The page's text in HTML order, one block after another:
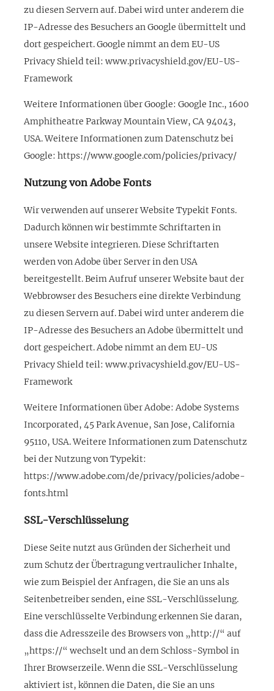
zu diesen Servern auf. Dabei wird unter anderem die
IP-Adresse des Besuchers an Google übermittelt und
dort gespeichert. Google nimmt an dem EU-US
Privacy Shield teil: www.privacyshield.gov/EU-US-
Framework
Weitere Informationen über Google: Google Inc., 1600
Amphitheatre Parkway Mountain View, CA 94043,
USA. Weitere Informationen zum Datenschutz bei
Google: https://www.google.com/policies/privacy/
Nutzung von Adobe Fonts
Wir verwenden auf unserer Website Typekit Fonts.
Dadurch können wir bestimmte Schriftarten in
unsere Website integrieren. Diese Schriftarten
werden von Adobe über Server in den USA
bereitgestellt. Beim Aufruf unserer Website baut der
Webbrowser des Besuchers eine direkte Verbindung
zu diesen Servern auf. Dabei wird unter anderem die
IP-Adresse des Besuchers an Adobe übermittelt und
dort gespeichert. Adobe nimmt an dem EU-US
Privacy Shield teil: www.privacyshield.gov/EU-US-
Framework
Weitere Informationen über Adobe: Adobe Systems
Incorporated, 45 Park Avenue, San Jose, California
95110, USA. Weitere Informationen zum Datenschutz
bei der Nutzung von Typekit:
https://www.adobe.com/de/privacy/policies/adobe-
fonts.html
SSL-Verschlüsselung
Diese Seite nutzt aus Gründen der Sicherheit und
zum Schutz der Übertragung vertraulicher Inhalte,
wie zum Beispiel der Anfragen, die Sie an uns als
Seitenbetreiber senden, eine SSL-Verschlüsselung.
Eine verschlüsselte Verbindung erkennen Sie daran,
dass die Adresszeile des Browsers von „http://“ auf
„https://“ wechselt und an dem Schloss-Symbol in
Ihrer Browserzeile. Wenn die SSL-Verschlüsselung
aktiviert ist, können die Daten, die Sie an uns